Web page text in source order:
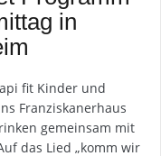
in
fit Kinder und
Franziskanerhaus
gemeinsam mit
das Lied „komm wir